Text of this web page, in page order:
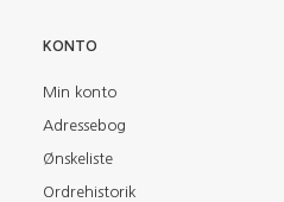
KONTO
Min konto
Adressebog
Ønskeliste
Ordrehistorik